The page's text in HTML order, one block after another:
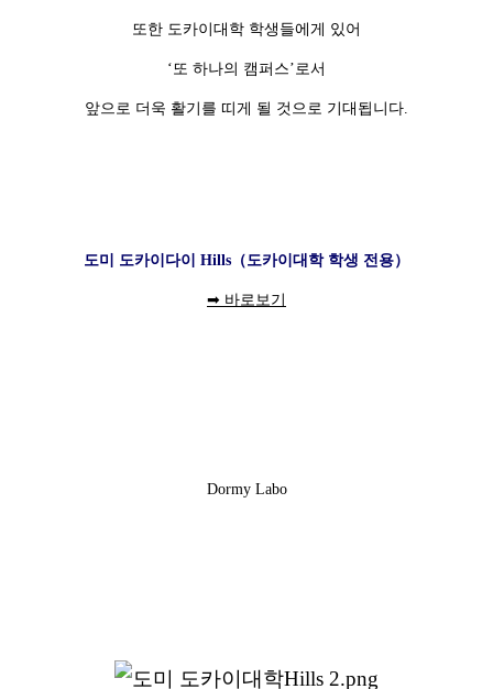
또한 도카이대학 학생들에게 있어
‘또 하나의 캠퍼스’로서
앞으로 더욱 활기를 띠게 될 것으로 기대됩니다.
도미 도카이다이 Hills（도카이대학 학생 전용）
➡ 바로보기
Dormy Labo